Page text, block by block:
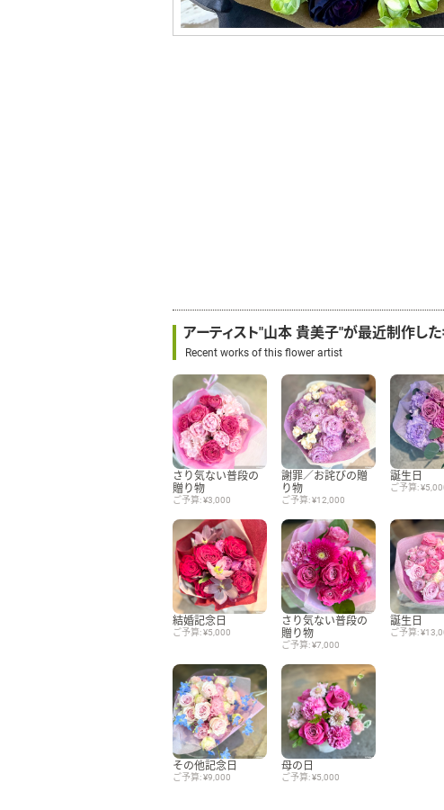
アーティスト"山本 貴美子"が最近制作した
Recent works of this flower artist
さり気ない普段の
贈り物
ご予算: ¥3,000
謝罪／お詫びの贈
り物
ご予算: ¥12,000
誕生日
ご予算:
結婚記念日
ご予算: ¥5,000
さり気ない普段の
贈り物
ご予算: ¥7,000
誕生日
ご予算:
その他記念日
ご予算: ¥9,000
母の日
ご予算: ¥5,000